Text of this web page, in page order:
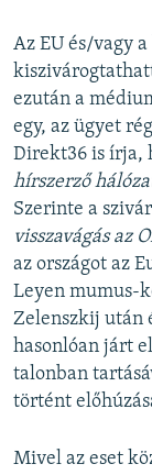
Az EU és/vagy
ezután a
egy, az ügyet
Direkt36 is írja,
hírszerző
Szerinte a
visszavágás az
az országot az
Leyen mumus-
Zelenszkij után
hasonlóan járt
talonban
történt
Mivel az eset